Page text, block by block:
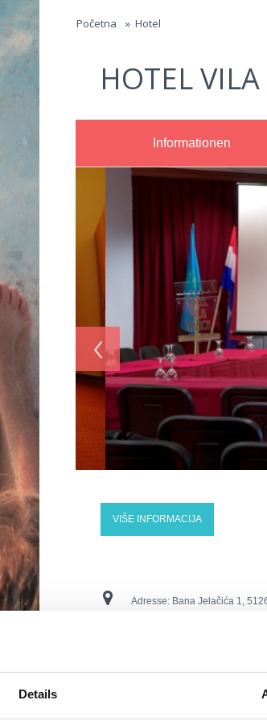
Details
to navigation
Početna » Hotel
HOTEL
Informationen
‹
VIŠE INFORMACIJA
Adresse: Bana Jelačića 1,
Kontaktnummern:tel: +385 51